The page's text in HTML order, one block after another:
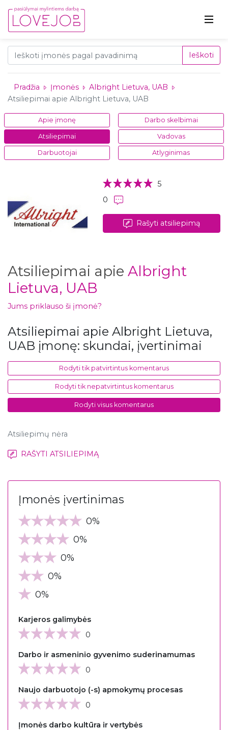
Ieškoti
Pradžia Įmonės
Albright Lietuva, UAB
Atsiliepimai apie Albright Lietuva, UAB
Apie įmonę Darbo skelbimai
Atsiliepimai Vadovas
Darbuotojai Atlyginimas
5
0
Rašyti atsiliepimą
Atsiliepimai apie Albright
Lietuva, UAB
Jums priklauso ši įmonė?
Atsiliepimai apie Albright Lietuva,
UAB įmonę: skundai, įvertinimai
Rodyti tik patvirtintus komentarus
Rodyti tik nepatvirtintus komentarus
Rodyti visus komentarus
Atsiliepimų nėra
RAŠYTI ATSILIEPIMĄ
Įmonės įvertinimas
0%
0%
0%
0%
0%
Karjeros galimybės
0
Darbo ir asmeninio gyvenimo suderinamumas
0
Naujo darbuotojo (-s) apmokymų procesas
0
Įmonės darbo kultūra ir vertybės